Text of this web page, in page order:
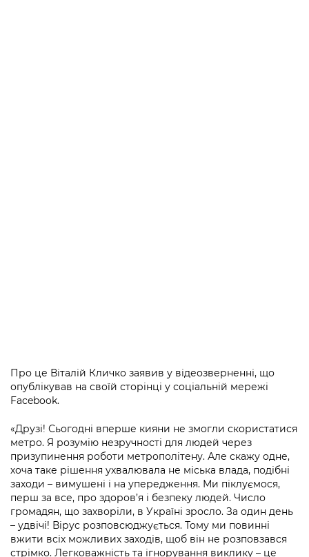
Про це Віталій Кличко заявив у відеозверненні, що
опублікував на своїй сторінці у соціальній мережі
Facebook.
«Друзі! Сьогодні вперше кияни не змогли скористатися
метро. Я розумію незручності для людей через
призупинення роботи метрополітену. Але скажу одне,
хоча таке рішення ухвалювала не міська влада, подібні
заходи – вимушені і на упередження. Ми піклуємося,
перш за все, про здоров’я і безпеку людей. Число
громадян, що захворіли, в Україні зросло. За один день
– удвічі! Вірус розповсюджується. Тому ми повинні
вжити всіх можливих заходів, щоб він не розповзався
стрімко. Легковажність та ігнорування виклику – це